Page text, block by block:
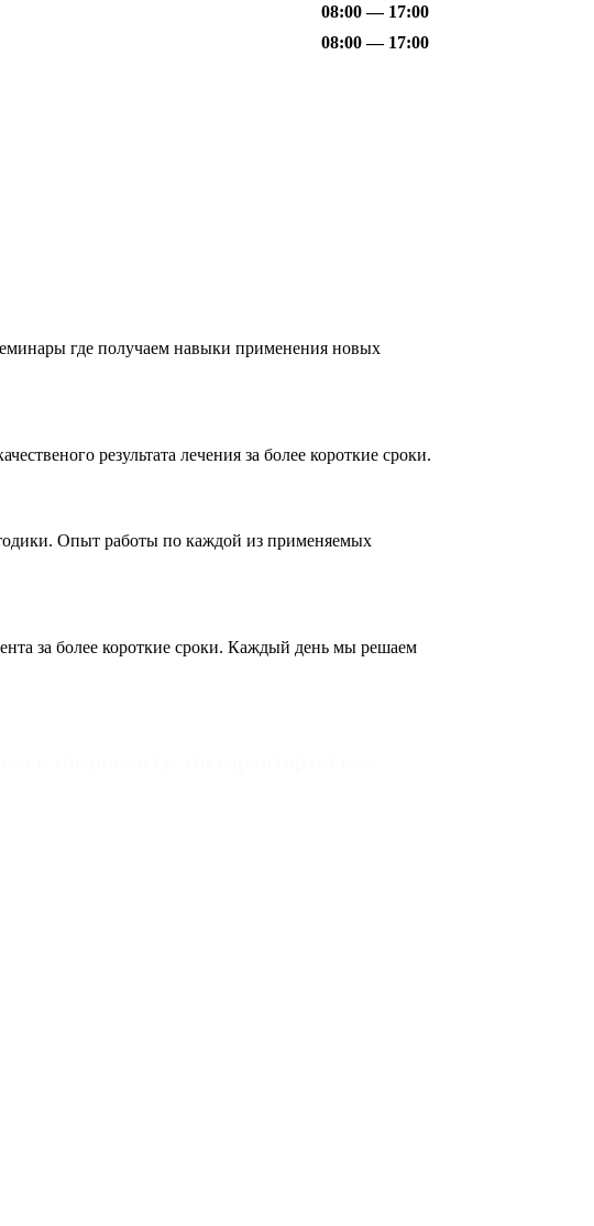
08:00 — 17:00
08:00 — 17:00
где получаем навыки применения новых
результата лечения за более короткие сроки.
Опыт работы по каждой из применяемых
за более короткие сроки. Каждый день мы решаем